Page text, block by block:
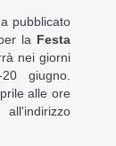
pubblicato
la Festa
nei giorni
giugno.
alle ore